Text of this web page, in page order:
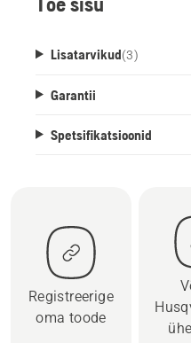
Lisatarvikud(3)
Garantii
Spetsifikatsioonid
Registreerige
oma toode